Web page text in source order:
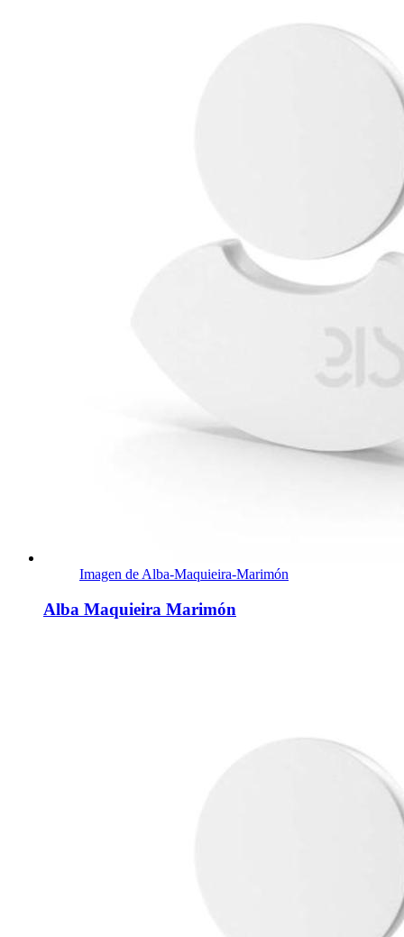
Imagen de Alba-Maquieira-Marimón
Alba Maquieira Marimón